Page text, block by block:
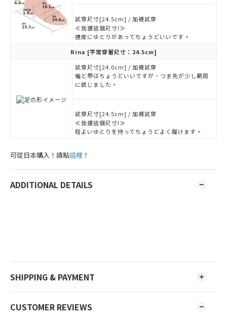
試穿尺寸[24.5cm] / 加襪試穿
≪我選這個尺寸!≫
適度にゆとりがあってちょうどいいです。
Rina [平常穿著尺寸：24.5cm]
試穿尺寸[24.0cm] / 加襪試穿
幅と甲はちょうどいいですが、つま先が少し窮屈
に感じました。
試穿尺寸[24.5cm] / 加襪試穿
≪我選這個尺寸!≫
程よいゆとりを持ってちょうどよく履けます。
可從日本購入！請點這裡 ！
ADDITIONAL DETAILS
SHIPPING & PAYMENT
CUSTOMER REVIEWS